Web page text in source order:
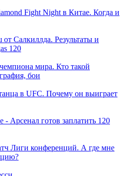
Fight Night в Китае. Когда и
Салкиллда. Результаты и
120
мира. Кто такой
бои
в UFC. Почему он выиграет
- Арсенал готов заплатить 120
Лиги конференций. А где мне